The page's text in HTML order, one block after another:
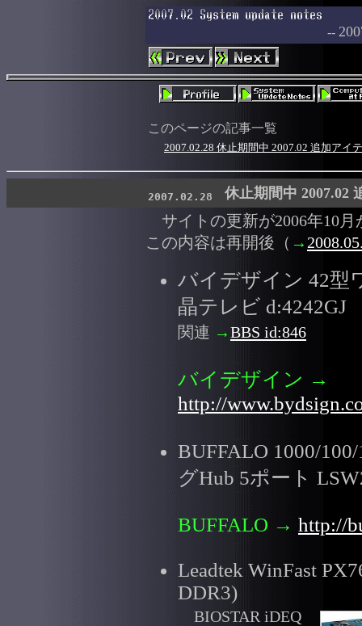
--
このページの記事一覧
2007.02.28 休止期間中 2007.02 追加アイ
2007.02.28 休止期間中 2007.02
サイトの更新が2006年10月
この内容は再開後（ →
バイデザイン 42型
晶テレビ d:4242GJ
関連 →BBS id:846
バイデザイン →
http://
BUFFALO 1000/
グHub 5ポート
BUFFALO → http://
Leadtek WinFast
DDR3)
BIOSTAR iDEQ